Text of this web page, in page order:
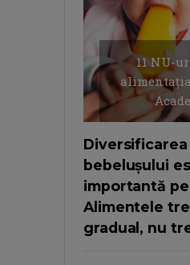
11 NU-
bebelușului
importantă
Alimentele
gradual, nu